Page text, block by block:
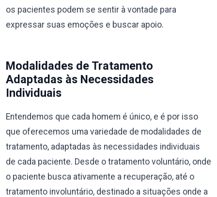
os pacientes podem se sentir à vontade para
expressar suas emoções e buscar apoio.
Modalidades de Tratamento
Adaptadas às Necessidades
Individuais
Entendemos que cada homem é único, e é por isso
que oferecemos uma variedade de modalidades de
tratamento, adaptadas às necessidades individuais
de cada paciente. Desde o tratamento voluntário, onde
o paciente busca ativamente a recuperação, até o
tratamento involuntário, destinado a situações onde a